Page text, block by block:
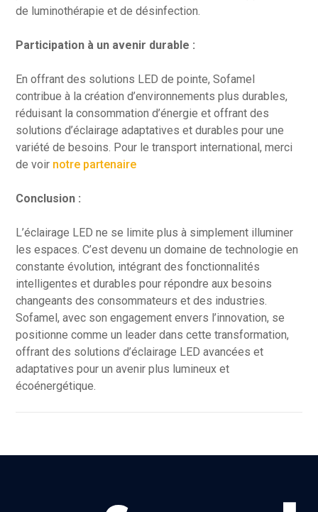
de luminothérapie et de désinfection.
Participation à un avenir durable :
En offrant des solutions LED de pointe, Sofamel
contribue à la création d’environnements plus durables,
réduisant la consommation d’énergie et offrant des
solutions d’éclairage adaptatives et durables pour une
variété de besoins. Pour le transport international, merci
de voir notre partenaire
Conclusion :
L’éclairage LED ne se limite plus à simplement illuminer
les espaces. C’est devenu un domaine de technologie en
constante évolution, intégrant des fonctionnalités
intelligentes et durables pour répondre aux besoins
changeants des consommateurs et des industries.
Sofamel, avec son engagement envers l’innovation, se
positionne comme un leader dans cette transformation,
offrant des solutions d’éclairage LED avancées et
adaptatives pour un avenir plus lumineux et
écoénergétique.